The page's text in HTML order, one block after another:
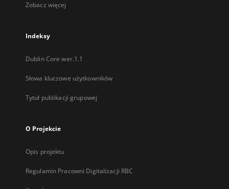
Zobacz więcej
Indeksy
Dublin Core wer.1.1
Słowa kluczowe użytkowników
Tytuł publikacji grupowej
O Projekcie
Opis projektu
Regulamin Pracowni Digitalizacji RBC